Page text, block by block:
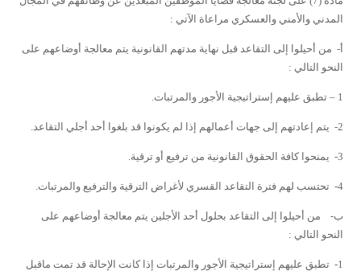
المدني والأمني والعسكري مراعاة الآتي :
أ- من أحيلوا إلى التقاعد قبل نهاية مدتهم القانونية يتم معالجة أوضاعهم على
النحو التالي :
1 – تطبق عليهم إستراتيجية الأجور والمرتبات.
2- يتم إعادتهم إلى جهات أعمالهم إذا لم يكونوا قد بلغوا أحد أجلي التقاعد.
3- يمنحوا كافة الحقوق القانونية من ترفيع أو ترقية.
4- تحتسب لهم فترة التقاعد القسري لأغراض الترقية والترفيع والمرتبات.
ب- من أحيلوا إلى التقاعد بحلول أحد الأجلين يتم معالجة أوضاعهم على
النحو التالي :
1- تطبق عليهم إستراتيجية الأجور والمرتبات إذا كانت الإحالة قد تمت ماقبل